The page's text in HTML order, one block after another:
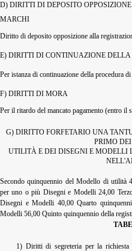
D) DIRITTI DI DEPOSITO
MARCHI
Diritto di deposito opposizione alla
E) DIRITTI DI CONTINUAZIONE DELLA
Per istanza di continuazione della procedura
F) DIRITTI DI MORA
Per il ritardo del mancato pagamento (entro il
G) DIRITTO FORFETARIO UNA
PRIMO
UTILITÀ E DEI DISEGNI E MODELLI
Secondo quinquennio del Modello di utilità
per uno o più Disegni e Modelli 24,00
Disegni e Modelli 40,00 Quarto
Modelli 56,00 Quinto quinquennio della
1) Diritti di segreteria per la richiesta